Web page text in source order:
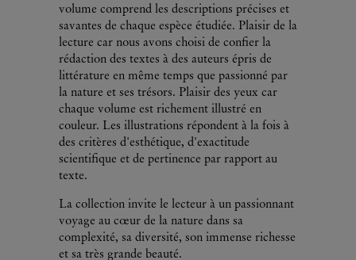
volume comprend les descriptions précises et
savantes de chaque espèce étudiée. Plaisir de la
lecture car nous avons choisi de confier la
rédaction des textes à des auteurs épris de
littérature en même temps que passionné par
la nature et ses trésors. Plaisir des yeux car
chaque volume est richement illustré en
couleur. Les illustrations répondent à la fois à
des critères d'esthétique, d'exactitude
scientifique et de pertinence par rapport au
texte.
La collection invite le lecteur à un passionnant
voyage au cœur de la nature dans sa
complexité, sa diversité, son immense richesse
et sa très grande beauté.